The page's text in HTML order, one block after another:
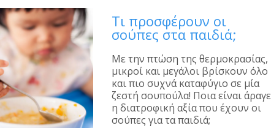
Τι προσφέρουν οι
σούπες στα παιδιά;
Με την πτώση της θερμοκρασίας,
μικροί και μεγάλοι βρίσκουν όλο
και πιο συχνά καταφύγιο σε μία
ζεστή σουπούλα! Ποια είναι άραγε
η διατροφική αξία που έχουν οι
σούπες για τα παιδιά;